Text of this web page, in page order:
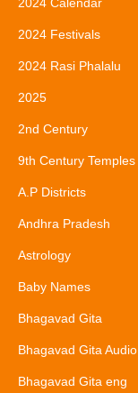
2024 Festivals
2024 Rasi Phalalu
2025
2nd Century
9th Century Temples
A.P Districts
Andhra Pradesh
Astrology
Baby Names
Bhagavad Gita
Bhagavad Gita Audio
Bhagavad Gita eng